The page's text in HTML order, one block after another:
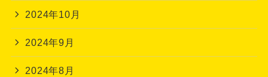
2024年10月
2024年9月
2024年8月